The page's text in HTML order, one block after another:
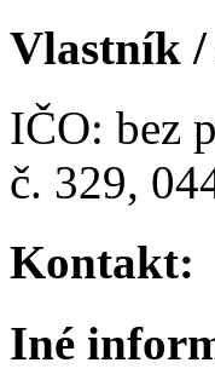
Vlastník /
IČO: bez
č. 329,
Kontakt:
Iné